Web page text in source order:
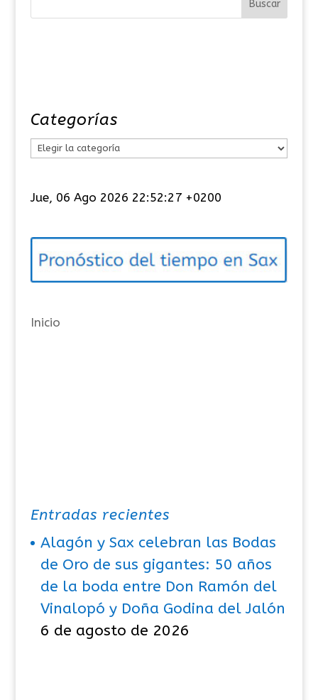
Categorías
e
o
í
s
Jue, 06 Ago 2026 22:52:27 +0200
Inicio
Entradas recientes
Alagón y Sax celebran las Bodas
de Oro de sus gigantes: 50 años
de la boda entre Don Ramón del
Vinalopó y Doña Godina del Jalón
6 de agosto de 2026